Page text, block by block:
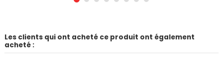
Les clients qui ont acheté ce produit ont également
acheté :